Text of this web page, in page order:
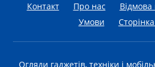
Контакт Про нас
Відмова
Умови
Огляди гаджетів, техніки і